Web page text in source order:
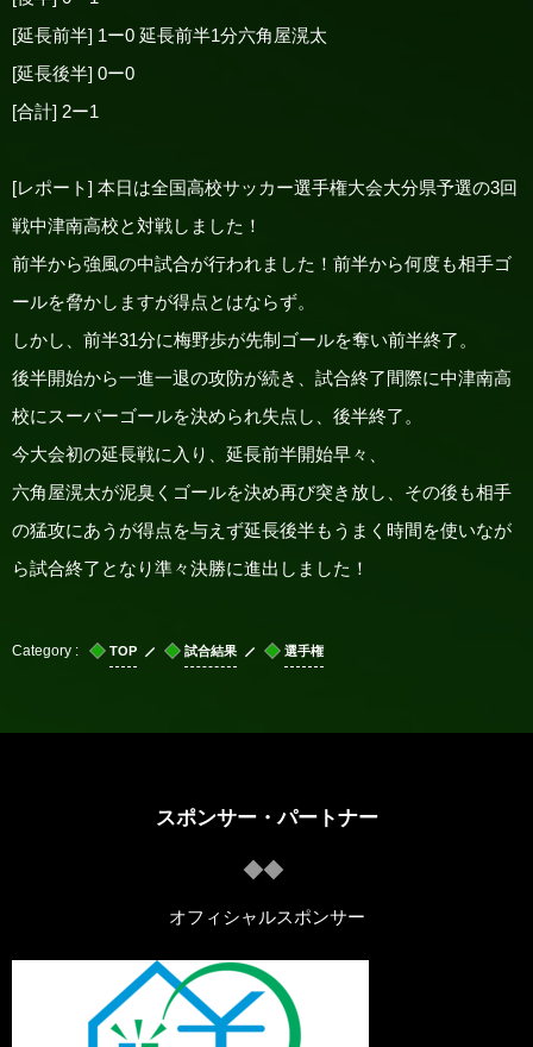
[延長前半] 1ー0 延長前半1分六角屋滉太
[延長後半] 0ー0
[合計] 2ー1
[レポート] 本日は全国高校サッカー選手権大会大分県予選の3回
戦中津南高校と対戦しました！
前半から強風の中試合が行われました！前半から何度も相手ゴ
ールを脅かしますが得点とはならず。
しかし、前半31分に梅野歩が先制ゴールを奪い前半終了。
後半開始から一進一退の攻防が続き、試合終了間際に中津南高
校にスーパーゴールを決められ失点し、後半終了。
今大会初の延長戦に入り、延長前半開始早々、
六角屋滉太が泥臭くゴールを決め再び突き放し、その後も相手
の猛攻にあうが得点を与えず延長後半もうまく時間を使いなが
ら試合終了となり準々決勝に進出しました！
TOP 試合結果 選手権
スポンサー・パートナー
オフィシャルスポンサー